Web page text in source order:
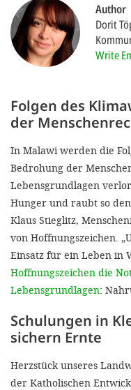
Author
Dorit
Write
Folgen des
der
In Malawi werden die
Bedrohung der
Lebensgrundlagen
Hunger und raubt so
Klaus Stieglitz,
von Hoffnungszeichen.
Einsatz für ein Leben in
Hoffnungszeichen die
Lebensgrundlagen:
Schulungen in
sichern Ernte
Herzstück unseres
der Katholischen